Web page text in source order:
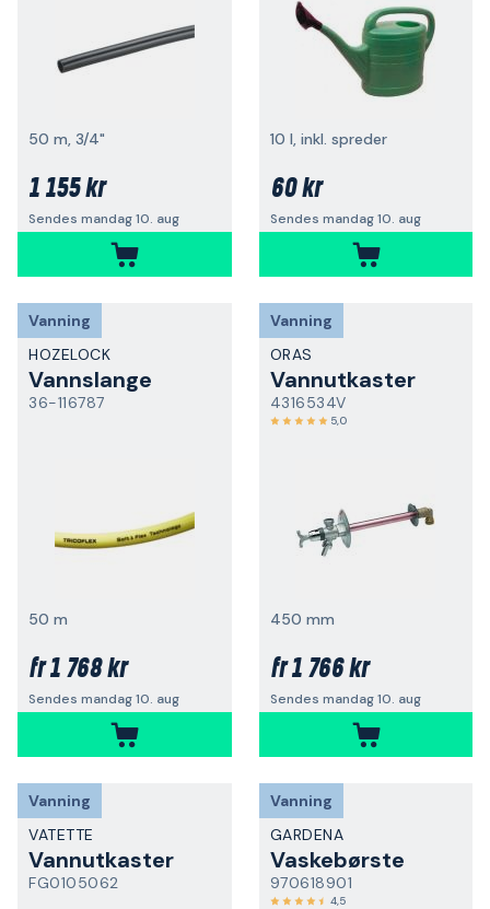
50 m, 3/4"
1 155 kr
Sendes mandag 10. aug
10 l, inkl. spreder
60 kr
Sendes mandag 10. aug
Vanning
HOZELOCK
Vannslange
36-116787
50 m
fr1 768 kr
Sendes mandag 10. aug
Vanning
ORAS
Vannutkaster
4316534V
5,0
450 mm
fr1 766 kr
Sendes mandag 10. aug
Vanning
VATETTE
Vannutkaster
FG0105062
Vanning
GARDENA
Vaskebørste
970618901
4,5